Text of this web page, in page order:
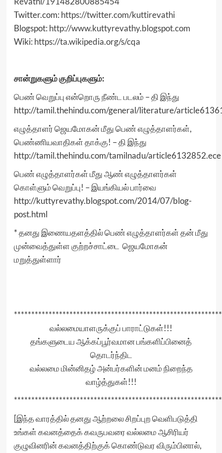
Twitter.com: https://twitter.com/kuttirevathi
Blogspot: http://www.kuttyrevathy.blogspot.com
Wiki: https://ta.wikipedia.org/s/cqa
சான்றுகளும் குறிப்புகளும்:
பெண் வெறுப்பு என்றொரு நீண்ட படலம் – தி இந்து
http://tamil.thehindu.com/general/literature/
எழுத்தாளர் ஜெயமோகன் மீது பெண் எழுத்தாளர்கள்,
பெண்ணியவாதிகள் தாக்கு! – தி இந்து
http://tamil.thehindu.com/tamilnadu/article6132852.ece
பெண் எழுத்தாளர்கள் மீது ஆண் எழுத்தாளர்கள்
கொள்ளும் வெறுப்பு! – இயங்கியல் பார்வை
http://kuttyrevathy.blogspot.com/2014/07/blog-
post.html
* தனது இணையதளத்தில் பெண் எழுத்தாளர்கள் தன் மீது
முன்வைத்துள்ள குற்றச்சாட்டை ஜெயமோகன்
மறுத்துள்ளார்
வல்லமையாளருக்குப் பாராட்டுகள்!!!
தங்களுடைய ஆக்கப்பூர்வமான பங்களிப்பினைத்
தொடர்ந்திட
வல்லமை மின்னிதழ் அன்பர்களின் மனம் நிறைந்த
வாழ்த்துகள்!!!
[இந்த வாரத்தில் தனது ஆற்றலை சிறப்புற வெளிபடுத்தி
உங்கள் கவனத்தைக் கவருபவரை வல்லமை ஆசிரியர்
குழுவினரின் கவனத்திற்குக் கொண்டுவர விரும்பினால்,